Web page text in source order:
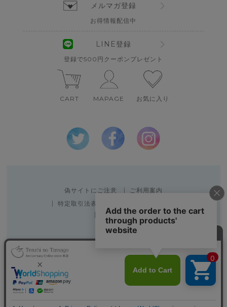
メルマガ登録
お得情報配信中
LINE登録
登録で500円クーポンプレゼント
CART MAPAGE お気に入り
偽サイトにご注意
ご利用案内
特定取引法表示
会社概要
Copyright 2010 SPACE CREATOR CO.,LTD.
表示：スマートフォン｜PC